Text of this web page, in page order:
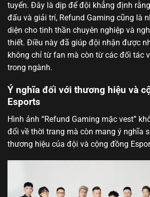
tuyển. Đây là dịp để đội khẳng định
đấu và giải trí, Refund Gaming cũng là
diện cho tinh thần chuyên nghiệp và
thiết. Điều này đã giúp đội nhận được
không chỉ từ fan mà còn từ các đối tác
trong ngành.
Ý nghĩa đối với thương hiệu và
Esports
Hình ảnh “Refund Gaming mặc vest”
đổi về thời trang mà còn mang ý nghĩa
thương hiệu của đội và cộng đồng